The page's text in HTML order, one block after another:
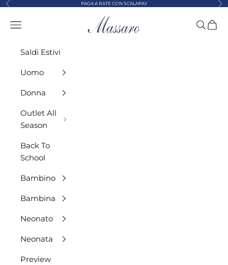
Vai al contenuto
Precedente PAGA A RATE CON SCALAPAY
MASSARO ABBIGLIAMENTO
Menù Cerca
Saldi Estivi
Uomo
Donna
Outlet All
Season
Back To
School
Bambino
Bambina
Neonato
Neonata
Preview